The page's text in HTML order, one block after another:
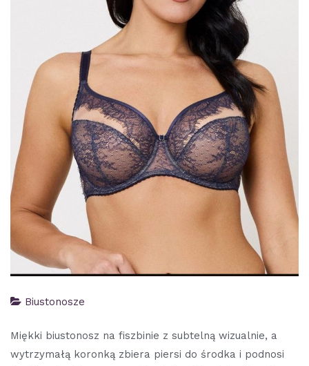
Biustonosze
Miękki biustonosz na fiszbinie z subtelną wizualnie, a
wytrzymałą koronką zbiera piersi do środka i podnosi